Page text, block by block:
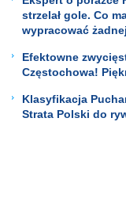
strzelał gole. Co
wypracować
Efektowne
Częstochowa!
Klasyfikacja
Strata Polski do